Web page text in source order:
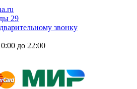
29
звонку
до 22:00